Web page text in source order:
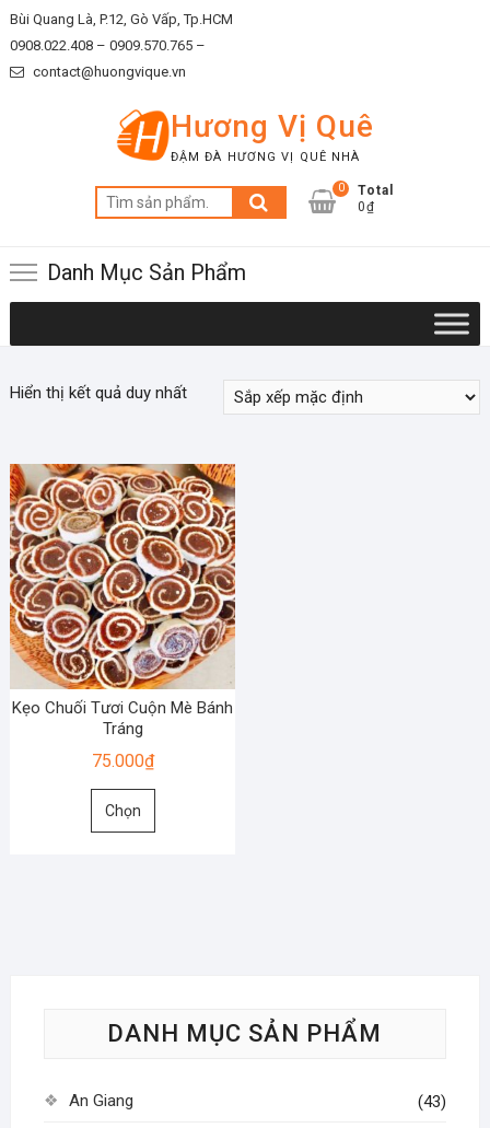
Skip
to
content
Bùi Quang Là, P.12, Gò Vấp, Tp.HCM
0908.022.408 – 0909.570.765 –
contact@huongvique.vn
Hương Vị Quê
ĐẬM ĐÀ HƯƠNG VỊ QUÊ NHÀ
Tìm
kiếm:
0
Total
0₫
Danh Mục Sản Phẩm
Hiển thị kết quả duy nhất
Kẹo Chuối Tươi Cuộn Mè Bánh
Tráng
75.000₫
Chọn
Sản
chọn
DANH MỤC SẢN PHẨM
An Giang (43)